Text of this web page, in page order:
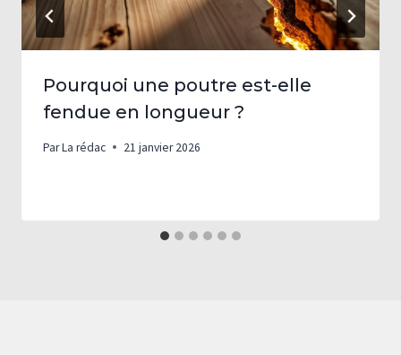
Pourquoi une poutre est-elle
fendue en longueur ?
ParLa rédac 21 janvier 2026